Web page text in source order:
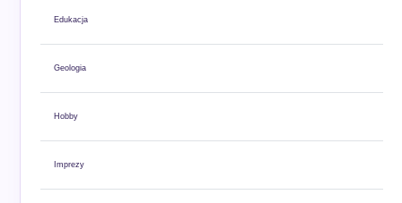
Edukacja
Geologia
Hobby
Imprezy